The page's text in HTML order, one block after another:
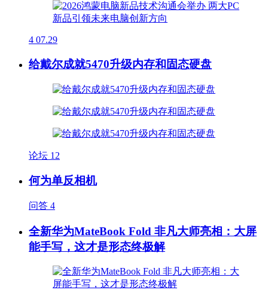
4 07.29
给戴尔成就5470升级内存和固态硬盘
论坛 12
何为单反相机
问答 4
全新华为MateBook Fold 非凡大师亮相：大屏
能手写，这才是形态终极解